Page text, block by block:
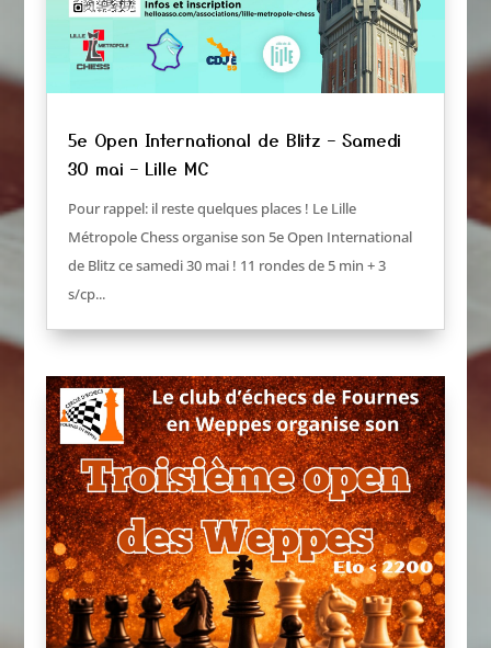
5e Open International de Blitz – Samedi
30 mai – Lille MC
Pour rappel: il reste quelques places ! Le Lille
Métropole Chess organise son 5e Open International
de Blitz ce samedi 30 mai ! 11 rondes de 5 min + 3
s/cp...